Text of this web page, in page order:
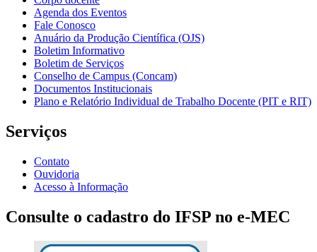
Agenda dos Eventos
Fale Conosco
Anuário da Produção Científica (OJS)
Boletim Informativo
Boletim de Serviços
Conselho de Campus (Concam)
Documentos Institucionais
Plano e Relatório Individual de Trabalho Docente (PIT e RIT)
Serviços
Contato
Ouvidoria
Acesso à Informação
Consulte o cadastro do IFSP no e-MEC